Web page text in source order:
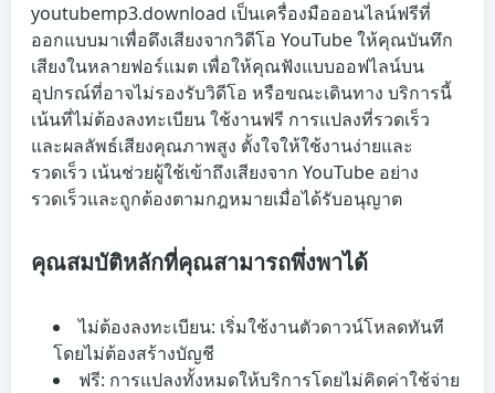
youtubemp3.download เป็นเครื่องมือออนไลน์ฟรีที่
ออกแบบมาเพื่อดึงเสียงจากวิดีโอ YouTube ให้คุณบันทึก
เสียงในหลายฟอร์แมต เพื่อให้คุณฟังแบบออฟไลน์บน
อุปกรณ์ที่อาจไม่รองรับวิดีโอ หรือขณะเดินทาง บริการนี้
เน้นที่ไม่ต้องลงทะเบียน ใช้งานฟรี การแปลงที่รวดเร็ว
และผลลัพธ์เสียงคุณภาพสูง ตั้งใจให้ใช้งานง่ายและ
รวดเร็ว เน้นช่วยผู้ใช้เข้าถึงเสียงจาก YouTube อย่าง
รวดเร็วและถูกต้องตามกฎหมายเมื่อได้รับอนุญาต
คุณสมบัติหลักที่คุณสามารถพึ่งพาได้
ไม่ต้องลงทะเบียน: เริ่มใช้งานตัวดาวน์โหลดทันที
โดยไม่ต้องสร้างบัญชี
ฟรี: การแปลงทั้งหมดให้บริการโดยไม่คิดค่าใช้จ่าย